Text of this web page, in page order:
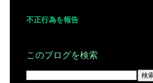
不正行為を報告
このブログを検索